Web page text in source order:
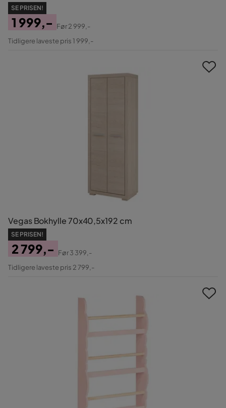
SE PRISEN!
Pris
1 999,-
Original
Før2 999,-
Tidligere laveste pris 1 999,-
Vegas Bokhylle 70x40,5x192 cm
SE PRISEN!
Pris
2 799,-
Original
Før3 399,-
Tidligere laveste pris 2 799,-